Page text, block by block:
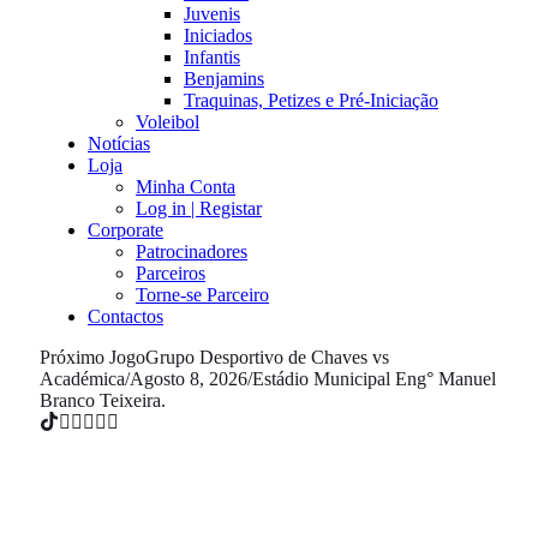
Juvenis
Iniciados
Infantis
Benjamins
Traquinas, Petizes e Pré-Iniciação
Voleibol
Notícias
Loja
Minha Conta
Log in | Registar
Corporate
Patrocinadores
Parceiros
Torne-se Parceiro
Contactos
Próximo JogoGrupo Desportivo de Chaves vs
Académica/Agosto 8, 2026/Estádio Municipal Eng° Manuel
Branco Teixeira.